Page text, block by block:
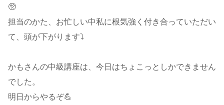
🥺
担当のかた、お忙しい中私に根気強く付き合っていただい
て、頭が下がります⤵️
かもさんの中級講座は、今日はちょこっとしかできません
でした。
明日からやるぞ💪